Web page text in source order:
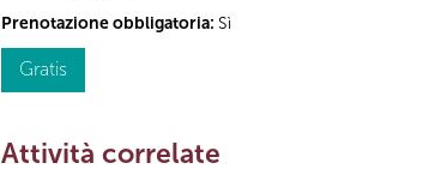
Prenotazione obbligatoria: Sì
Gratis
Attività correlate